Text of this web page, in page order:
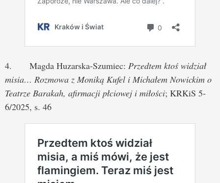
4. Magda Huzarska-Szumiec: Przedtem ktoś widział
misia… Rozmowa z Moniką Kufel i Michałem Nowickim o
Teatrze Barakah, afirmacji płciowej i miłości; KRKiS 5-
6/2025, s. 46